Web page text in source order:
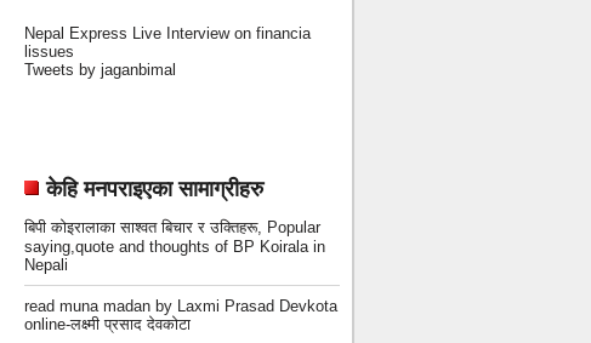
Nepal Express Live Interview on financia
lissues
Tweets by jaganbimal
केहि मनपराइएका सामाग्रीहरु
बिपी कोइरालाका साश्वत बिचार र उक्तिहरू, Popular
saying,quote and thoughts of BP Koirala in
Nepali
read muna madan by Laxmi Prasad Devkota
online-लक्ष्मी प्रसाद देवकोटा